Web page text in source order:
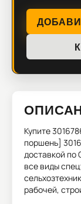
Купите
поршень]
доставкой по
все виды
рабочей,